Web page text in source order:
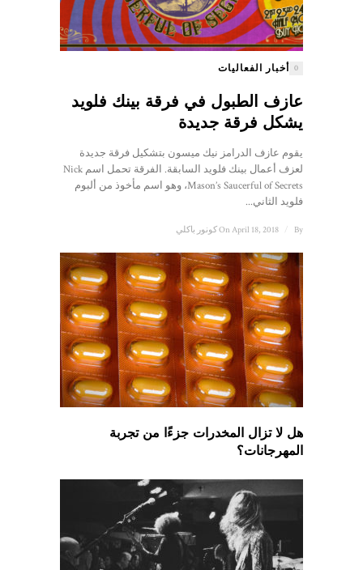
أخبار الفعاليات 0
عازف الطبول في فرقة بينك فلويد
يشكل فرقة جديدة
يقوم عازف الدرامز نيك ميسون بتشكيل فرقة جديدة
لعزف أعمال بينك فلويد السابقة. الفرقة تحمل اسم Nick
Mason’s Saucerful of Secrets، وهو اسم مأخوذ من ألبوم
فلويد الثاني...
On April 18, 2018 By كونور باكلي
هل لا تزال المخدرات جزءًا من تجربة
المهرجانات؟